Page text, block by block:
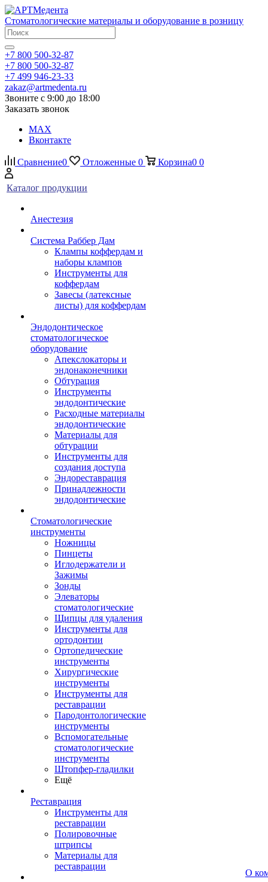
Стоматологические материалы и оборудование в розницу
+7 800 500-32-87
+7 800 500-32-87
+7 499 946-23-33
zakaz@artmedenta.ru
Звоните с 9:00 до 18:00
Заказать звонок
MAX
Вконтакте
Сравнение0 Отложенные 0 Корзина0 0
Каталог продукции
Анестезия
Система Раббер Дам
Клампы коффердам и
наборы клампов
Инструменты для
коффердам
Завесы (латексные
листы) для коффердам
Эндодонтическое
стоматологическое
оборудование
Апекслокаторы и
эндонаконечники
Обтурация
Инструменты
эндодонтические
Расходные материалы
эндодонтические
Материалы для
обтурации
Инструменты для
создания доступа
Эндореставрация
Принадлежности
эндодонтические
Стоматологические
инструменты
Ножницы
Пинцеты
Иглодержатели и
Зажимы
Зонды
Элеваторы
стоматологические
Щипцы для удаления
Инструменты для
ортодонтии
Ортопедические
инструменты
Хирургические
инструменты
Инструменты для
реставрации
Пародонтологические
инструменты
Вспомогательные
стоматологические
инструменты
Штопфер-гладилки
Ещё
Реставрация
Инструменты для
реставрации
Полировочные
штрипсы
Материалы для
реставрации
О